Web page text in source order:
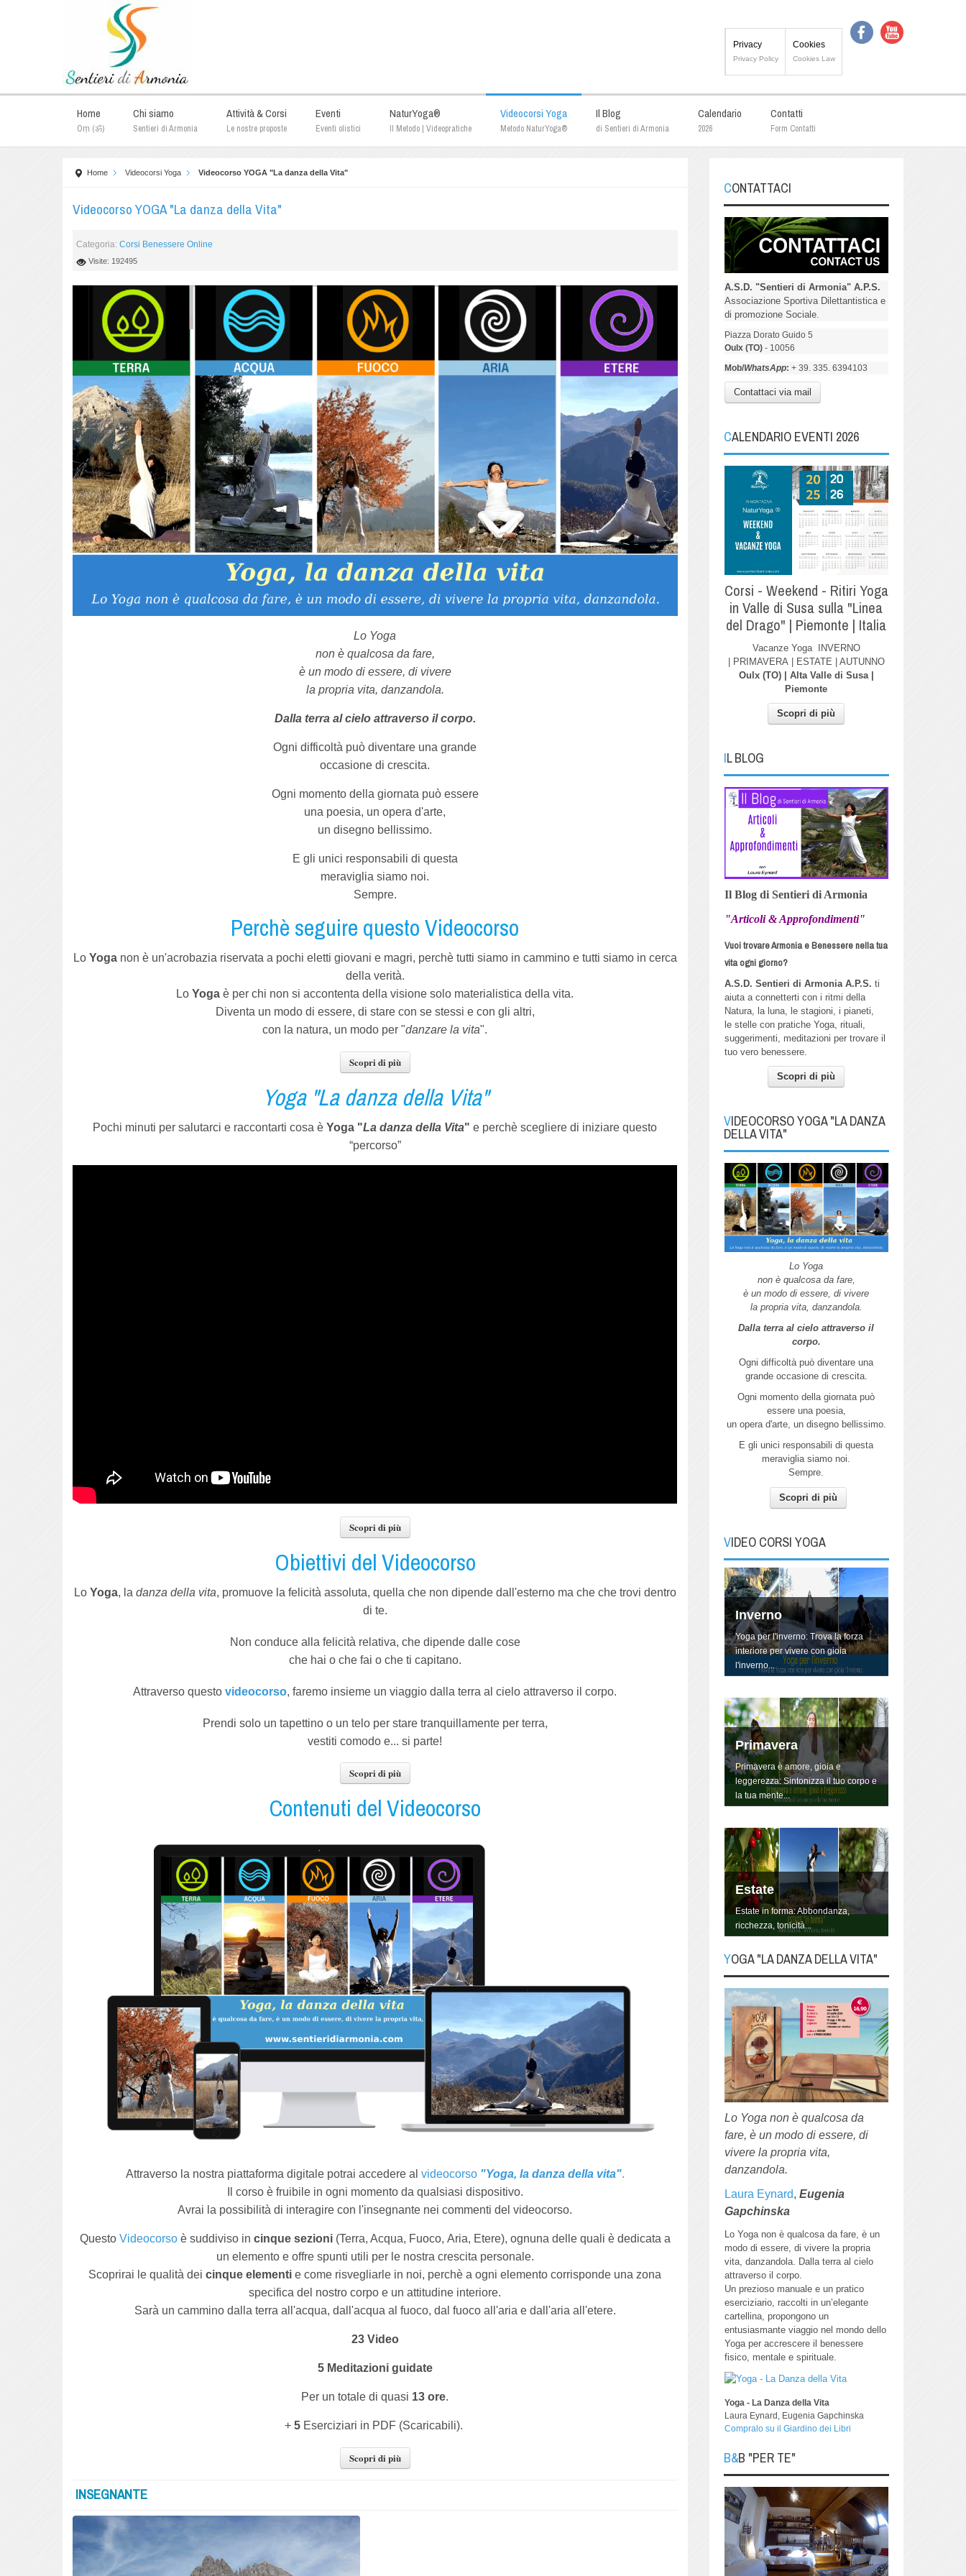
Privacy
Privacy Policy
Cookies
Cookies Law
Home
Oṃ (ॐ)
Chi siamo
Sentieri di Armonia
Attività & Corsi
Le nostre proposte
Eventi
Eventi olistici
NaturYoga®
Il Metodo | Videopratiche
Videocorsi Yoga
Metodo NaturYoga®
Il Blog
di Sentieri di Armonia
Calendario
2026
Contatti
Form Contatti
Home Videocorsi Yoga Videocorso YOGA "La danza della Vita"
Videocorso YOGA "La danza della Vita"
Categoria:Corsi Benessere Online
Visite: 192495
Lo Yoga
non è qualcosa da fare,
è un modo di essere, di vivere
la propria vita, danzandola.
Dalla terra al cielo attraverso il corpo.
Ogni difficoltà può diventare una grande
occasione di crescita.
Ogni momento della giornata può essere
una poesia, un opera d'arte,
un disegno bellissimo.
E gli unici responsabili di questa
meraviglia siamo noi.
Sempre.
Perchè seguire questo Videocorso
LoYoganon è un'acrobazia riservata a pochi eletti giovani e magri, perchè tutti siamo in cammino e tutti siamo in cerca
della verità.
Lo Yoga è per chi non si accontenta della visione solo materialistica della vita.
Diventa un modo di essere, di stare con se stessi e con gli altri,
con la natura, un modo per "danzare la vita".
Scopri di più
Yoga "La danza della Vita"
Pochi minuti per salutarci e raccontarti cosa èYoga "La danza della Vita" e perchè scegliere di iniziare questo
“percorso”
Scopri di più
Obiettivi del Videocorso
LoYoga, la danza della vita, promuove la felicità assoluta, quella che non dipende dall'esterno ma che che trovi dentro
di te.
Non conduce alla felicità relativa, che dipende dalle cose
che hai o che fai o che ti capitano.
Attraverso questo videocorso, faremo insieme un viaggio dalla terra al cielo attraverso il corpo.
Prendi solo un tapettino o un telo per stare tranquillamente per terra,
vestiti comodo e... si parte!
Scopri di più
Contenuti del Videocorso
Attraverso la nostra piattaforma digitale potrai accedere al videocorso "Yoga, la danza della vita".
Il corso è fruibile in ogni momento da qualsiasi dispositivo.
Avrai la possibilità di interagire con l'insegnante nei commenti del videocorso.
Questo Videocorsoè suddiviso in cinque sezioni (Terra, Acqua, Fuoco, Aria, Etere), ognuna delle quali è dedicata a
un elemento e offre spunti utili per le nostra crescita personale.
Scoprirai le qualità deicinque elementi e come risvegliarle in noi, perchè a ogni elemento corrisponde una zona
specifica del nostro corpo e un attitudine interiore.
Sarà un cammino dalla terra all'acqua, dall'acqua al fuoco, dal fuoco all'aria e dall'aria all'etere.
23 Video
5 Meditazioni guidate
Per un totale di quasi 13 ore.
+5 Eserciziari in PDF (Scaricabili).
Scopri di più
INSEGNANTE
CONTATTACI
A.S.D. "Sentieri di Armonia" A.P.S.
Associazione Sportiva Dilettantistica e
di promozione Sociale.
Piazza Dorato Guido 5
Oulx (TO)- 10056
Mob/WhatsApp: + 39. 335. 6394103
Contattaci via mail
CALENDARIO EVENTI 2026
Corsi - Weekend - Ritiri Yoga
in Valle di Susa sulla "Linea
del Drago" | Piemonte | Italia
Vacanze Yoga INVERNO
| PRIMAVERA | ESTATE | AUTUNNO
Oulx (TO) | Alta Valle di Susa |
Piemonte
Scopri di più
IL BLOG
Il Blog di Sentieri di Armonia
"Articoli & Approfondimenti"
Vuoi trovare Armonia e Benessere nella tua
vita ogni giorno?
A.S.D. Sentieri di Armonia A.P.S. ti
aiuta a connetterti con i ritmi della
Natura, la luna, le stagioni, i pianeti,
le stelle con pratiche Yoga, rituali,
suggerimenti, meditazioni per trovare il
tuo vero benessere.
Scopri di più
VIDEOCORSO YOGA "LA DANZA
DELLA VITA"
Lo Yoga
non è qualcosa da fare,
è un modo di essere, di vivere
la propria vita, danzandola.
Dalla terra al cielo attraverso il
corpo.
Ogni difficoltà può diventare una
grande occasione di crescita.
Ogni momento della giornata può
essere una poesia,
un opera d'arte, un disegno bellissimo.
E gli unici responsabili di questa
meraviglia siamo noi.
Sempre.
Scopri di più
VIDEO CORSI YOGA
Autunno
all'energia dell'Autunno.
Inverno
Yoga per l'inverno: Trova la forza
Primavera
Primavera è amore, gioia e
leggerezza: Sintonizza il tuo corpo e
la tua mente...
Estate
Estate in forma: Abbondanza,
ricchezza, tonicità...
YOGA "La danza della
Vita"
Lo Yoga non è qualcosa da fare, è
un modo di essere, di vivere la
propria vita, danzandola.
YOGA "LA DANZA DELLA VITA"
Lo Yoga non è qualcosa da
fare, è un modo di essere, di
vivere la propria vita,
danzandola.
Laura Eynard, Eugenia
Gapchinska
Lo Yoga non è qualcosa da fare, è un
modo di essere, di vivere la propria
vita, danzandola. Dalla terra al cielo
attraverso il corpo.
Un prezioso manuale e un pratico
eserciziario, raccolti in un’elegante
cartellina, propongono un
entusiasmante viaggio nel mondo dello
Yoga per accrescere il benessere
fisico, mentale e spirituale.
Yoga - La Danza della Vita
Laura Eynard, Eugenia Gapchinska
Compralo su il Giardino dei Libri
B&B "PER TE"